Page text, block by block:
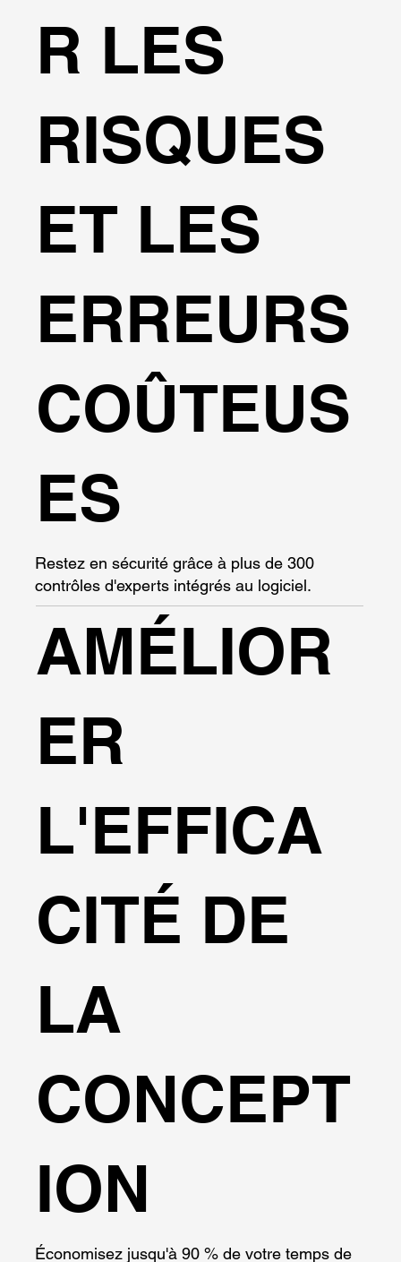
R LES
RISQUES
ET LES
ERREURS
COÛTEUS
ES
Restez en sécurité grâce à plus de 300
contrôles d'experts intégrés au logiciel.
AMÉLIOR
ER
L'EFFICA
CITÉ DE
LA
CONCEPT
ION
Économisez jusqu'à 90 % de votre temps de